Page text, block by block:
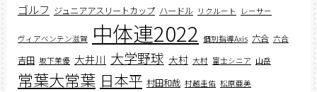
ゴルフ ジュニアアスリートカップ ハードル リクルート レーサー
ヴィアベンテン滋賀 中体連2022 個別指導Axis 六合 六合
吉田 坂下茉優 大井川 大学野球 大村 大村 富士シニア 山岳
常葉大常葉 日本平 村田和哉 村越圭佑 松原亜美